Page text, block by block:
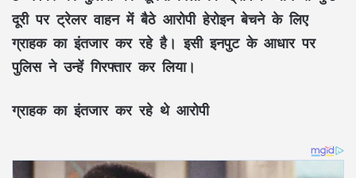
दूरी पर ट्रेलर वाहन में बैठे आरोपी हेरोइन बेचने के लिए
ग्राहक का इंतजार कर रहे है। इसी इनपुट के आधार पर
पुलिस ने उन्हें गिरफ्तार कर लिया।
ग्राहक का इंतजार कर रहे थे आरोपी